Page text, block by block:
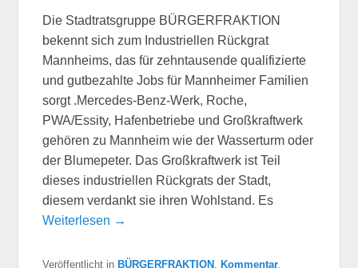
Die Stadtratsgruppe BÜRGERFRAKTION
bekennt sich zum Industriellen Rückgrat
Mannheims, das für zehntausende qualifizierte
und gutbezahlte Jobs für Mannheimer Familien
sorgt .Mercedes-Benz-Werk, Roche,
PWA/Essity, Hafenbetriebe und Großkraftwerk
gehören zu Mannheim wie der Wasserturm oder
der Blumepeter. Das Großkraftwerk ist Teil
dieses industriellen Rückgrats der Stadt,
diesem verdankt sie ihren Wohlstand. Es
Weiterlesen →
Veröffentlicht in BÜRGERFRAKTION , Kommentar,